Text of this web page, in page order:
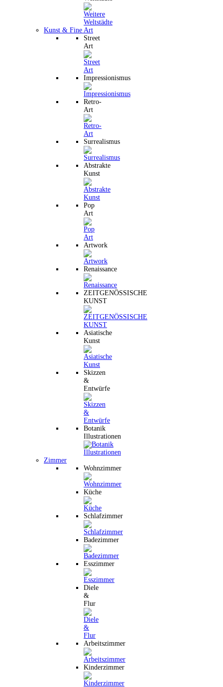
Kunst & Fine Art
Street
Art
Impressionismus
Retro-
Art
Surrealismus
Abstrakte
Kunst
Pop
Art
Artwork
Renaissance
ZEITGENÖSSISCHE
KUNST
Asiatische
Kunst
Skizzen
&
Entwürfe
Botanik
Illustrationen
Zimmer
Wohnzimmer
Küche
Schlafzimmer
Badezimmer
Esszimmer
Diele
&
Flur
Arbeitszimmer
Kinderzimmer